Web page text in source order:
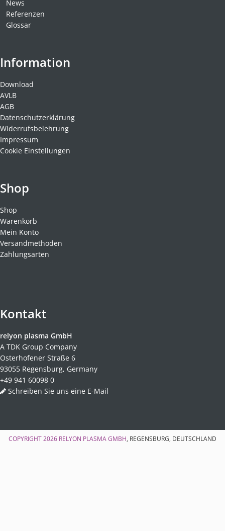
News
Referenzen
Glossar
Information
Download
AVLB
AGB
Datenschutzerklärung
Widerrufsbelehrung
Impressum
Cookie Einstellungen
Shop
Shop
Warenkorb
Mein Konto
Versandmethoden
Zahlungsarten
Kontakt
relyon plasma GmbH
A TDK Group Company
Osterhofener Straße 6
93055 Regensburg, Germany
+49 941 60098 0
Schreiben Sie uns eine E-Mail
COPYRIGHT 2026 RELYON PLASMA GMBH, REGENSBURG, DEUTSCHLAND